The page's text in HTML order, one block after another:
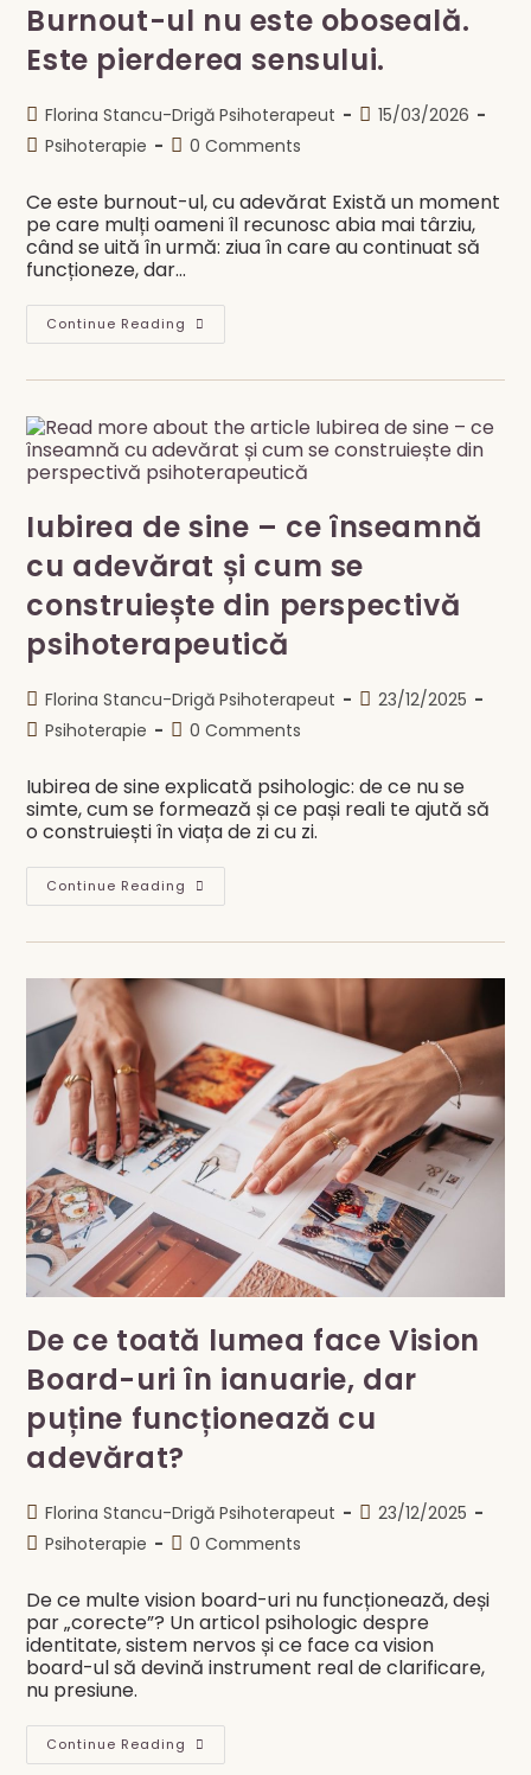
Burnout-ul nu este oboseală.
Este pierderea sensului.
Post
author:
Florina Stancu-Drigă Psihoterapeut
Post15/03/2026
PostPsihoterapie
Post0 Comments
Ce este burnout-ul, cu adevărat Există un moment
pe care mulți oameni îl recunosc abia mai târziu,
când se uită în urmă: ziua în care au continuat să
funcționeze, dar…
Continue Reading Burnout-
Ul
Este
Pierderea
Sensului.
Iubirea de sine – ce înseamnă
cu adevărat și cum se
construiește din perspectivă
psihoterapeutică
Post
author:
Florina Stancu-Drigă Psihoterapeut
Post23/12/2025
PostPsihoterapie
Post0 Comments
Iubirea de sine explicată psihologic: de ce nu se
simte, cum se formează și ce pași reali te ajută să
o construiești în viața de zi cu zi.
Continue Reading Iubirea
De
–
Cu
Adevărat
Cum
Se
Construiește
Din
Perspectivă
Psihoterapeutică
De ce toată lumea face Vision
Board-uri în ianuarie, dar
puține funcționează cu
adevărat?
Post
author:
Florina Stancu-Drigă Psihoterapeut
Post23/12/2025
PostPsihoterapie
Post0 Comments
De ce multe vision board-uri nu funcționează, deși
par „corecte”? Un articol psihologic despre
identitate, sistem nervos și ce face ca vision
board-ul să devină instrument real de clarificare,
nu presiune.
Continue Reading De
Ce